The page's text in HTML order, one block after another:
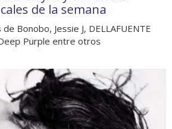
de la semana
Bonobo, Jessie J, DELLAFUENTE
Purple entre otros